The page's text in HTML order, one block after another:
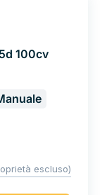
100cv
escluso)